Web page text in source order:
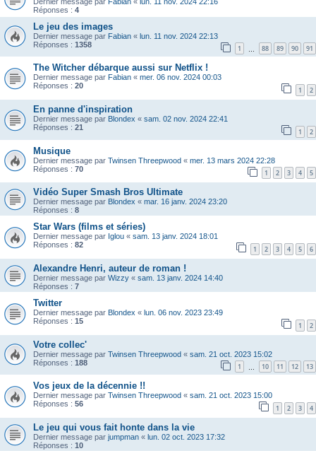
Réponses : 4
Le jeu des images
Dernier message par Fabian « lun. 11 nov. 2024 22:13
Réponses : 1358 1 88 89 90 91
The Witcher débarque aussi sur Netflix !
Dernier message par Fabian « mer. 06 nov. 2024 00:03
Réponses : 20 1 2
En panne d'inspiration
Dernier message par Blondex « sam. 02 nov. 2024 22:41
Réponses : 21 1 2
Musique
Dernier message par Twinsen Threepwood « mer. 13 mars 2024 22:28
Réponses : 70 1 2 3 4 5
Vidéo Super Smash Bros Ultimate
Dernier message par Blondex « mar. 16 janv. 2024 23:20
Réponses : 8
Star Wars (films et séries)
Dernier message par Iglou « sam. 13 janv. 2024 18:01
Réponses : 82 1 2 3 4 5 6
Alexandre Henri, auteur de roman !
Dernier message par Wizzy « sam. 13 janv. 2024 14:40
Réponses : 7
Twitter
Dernier message par Blondex « lun. 06 nov. 2023 23:49
Réponses : 15 1 2
Votre collec'
Dernier message par Twinsen Threepwood « sam. 21 oct. 2023 15:02
Réponses : 188 1 10 11 12 13
Vos jeux de la décennie !!
Dernier message par Twinsen Threepwood « sam. 21 oct. 2023 15:00
Réponses : 56 1 2 3 4
Le jeu qui vous fait honte dans la vie
Dernier message par jumpman « lun. 02 oct. 2023 17:32
Réponses : 10